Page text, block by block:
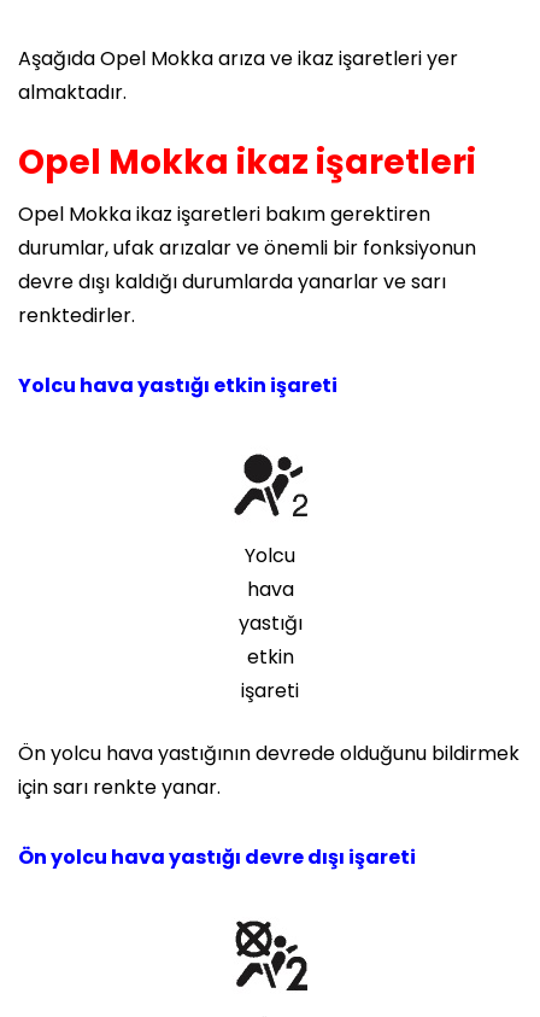
Aşağıda Opel Mokka arıza ve ikaz işaretleri yer
almaktadır.
Opel Mokka ikaz işaretleri
Opel Mokka ikaz işaretleri bakım gerektiren
durumlar, ufak arızalar ve önemli bir fonksiyonun
devre dışı kaldığı durumlarda yanarlar ve sarı
renktedirler.
Yolcu hava yastığı etkin işareti
Yolcu
hava
yastığı
etkin
işareti
Ön yolcu hava yastığının devrede olduğunu bildirmek
için sarı renkte yanar.
Ön yolcu hava yastığı devre dışı işareti